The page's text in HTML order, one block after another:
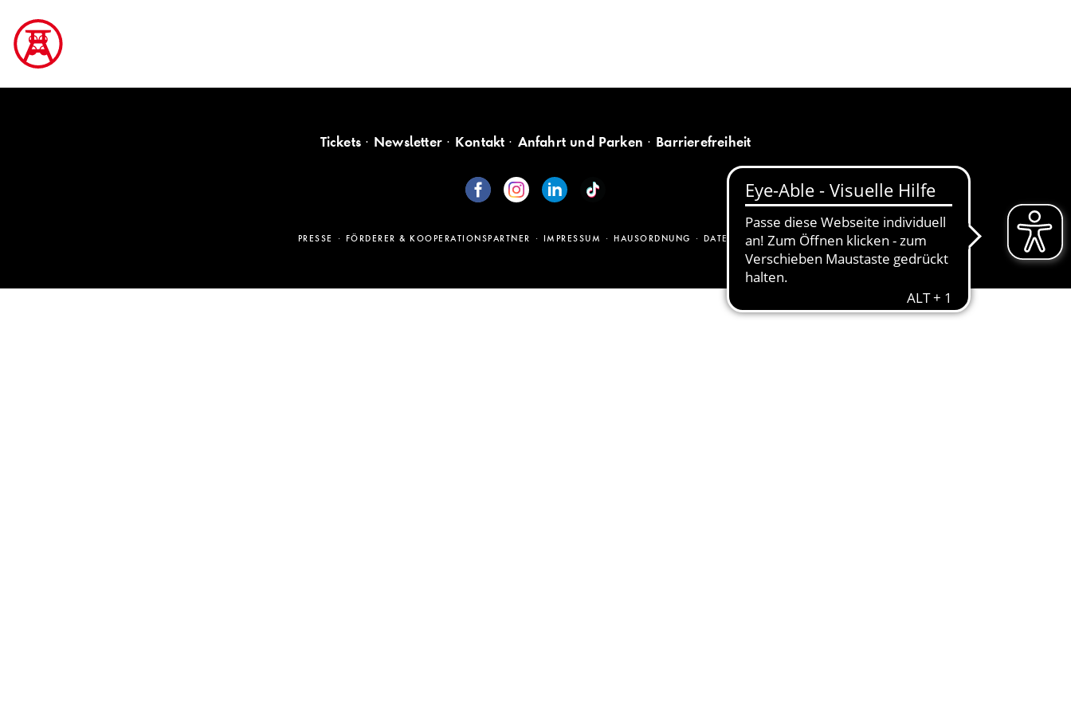
Tickets Newsletter Kontakt Anfahrt und Parken Barrierefreiheit
PRESSE FÖRDERER & KOOPERATIONSPARTNER IMPRESSUM HAUSORDNUNG DATENSCHUTZ